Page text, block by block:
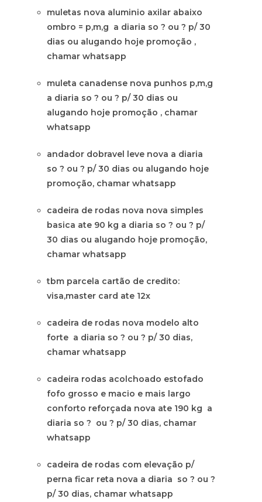
muletas nova aluminio axilar abaixo
ombro = p,m,g a diaria so ? ou ? p/ 30
dias ou alugando hoje promoção ,
chamar whatsapp
muleta canadense nova punhos p,m,g
a diaria so ? ou ? p/ 30 dias ou
alugando hoje promoção , chamar
whatsapp
andador dobravel leve nova a diaria
so ? ou ? p/ 30 dias ou alugando hoje
promoção, chamar whatsapp
cadeira de rodas nova nova simples
basica ate 90 kg a diaria so ? ou ? p/
30 dias ou alugando hoje promoção,
chamar whatsapp
tbm parcela cartão de credito:
visa,master card ate 12x
cadeira de rodas nova modelo alto
forte a diaria so ? ou ? p/ 30 dias,
chamar whatsapp
cadeira rodas acolchoado estofado
fofo grosso e macio e mais largo
conforto reforçada nova ate 190 kg a
diaria so ? ou ? p/ 30 dias, chamar
whatsapp
cadeira de rodas com elevação p/
perna ficar reta nova a diaria so ? ou ?
p/ 30 dias, chamar whatsapp